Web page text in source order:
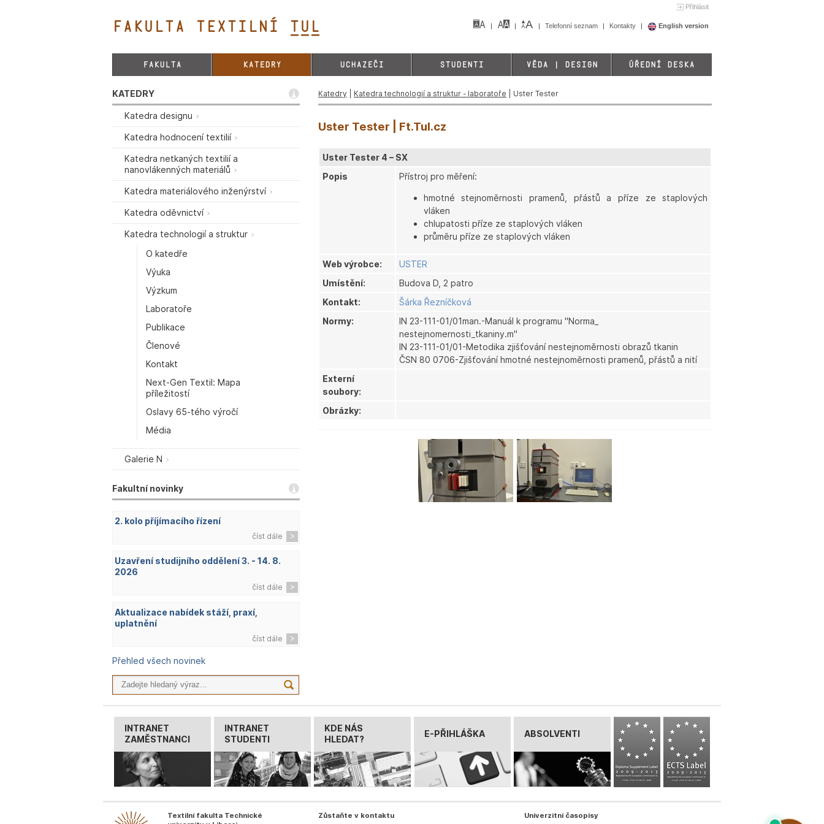
Přihlásit
FAKULTA TEXTILNÍ TUL& Telefonní seznam Kontakty English version
FAKULTA KATEDRY UCHAZEČI STUDENTI VĚDA | DESIGN ÚŘEDNÍ DESKA
KATEDRY
Katedra designu
Katedra hodnocení textilií
Katedra netkaných textilií a
nanovlákenných materiálů
Katedra materiálového inženýrství
Katedra oděvnictví
Katedra technologií a struktur
O katedře
Výuka
Výzkum
Laboratoře
Publikace
Členové
Kontakt
Next-Gen Textil: Mapa
příležitostí
Oslavy 65-tého výročí
Média
Galerie N
Fakultní novinky
2. kolo příjímacího řízení
číst dále
Uzavření studijního oddělení 3. - 14. 8.
2026
číst dále
Aktualizace nabídek stáží, praxí,
uplatnění
číst dále
Přehled všech novinek
Katedry Katedra technologií a struktur - laboratoře | Uster Tester
Uster Tester | Ft.Tul.cz
Uster Tester 4 – SX
Popis
Přístroj pro měření:
hmotné stejnoměrnosti pramenů, přástů a příze ze staplových
vláken
chlupatosti příze ze staplových vláken
průměru příze ze staplových vláken
Web výrobce:
USTER
Umístění:
Budova D, 2 patro
Kontakt:
Šárka Řezníčková
Normy:
IN 23-111-01/01man.-Manuál k programu "Norma_
nestejnomernosti_tkaniny.m"
IN 23-111-01/01-Metodika zjišťování nestejnoměrnosti obrazů tkanin
ČSN 80 0706-Zjišťování hmotné nestejnoměrnosti pramenů, přástů a nití
Externí
soubory:
Obrázky:
INTRANET
ZAMĚSTNANCI
INTRANET
STUDENTI
KDE NÁS
HLEDAT?
E-PŘIHLÁŠKA ABSOLVENTI
Textilní fakulta Technické
Zůstaňte v kontaktu Univerzitní časopisy